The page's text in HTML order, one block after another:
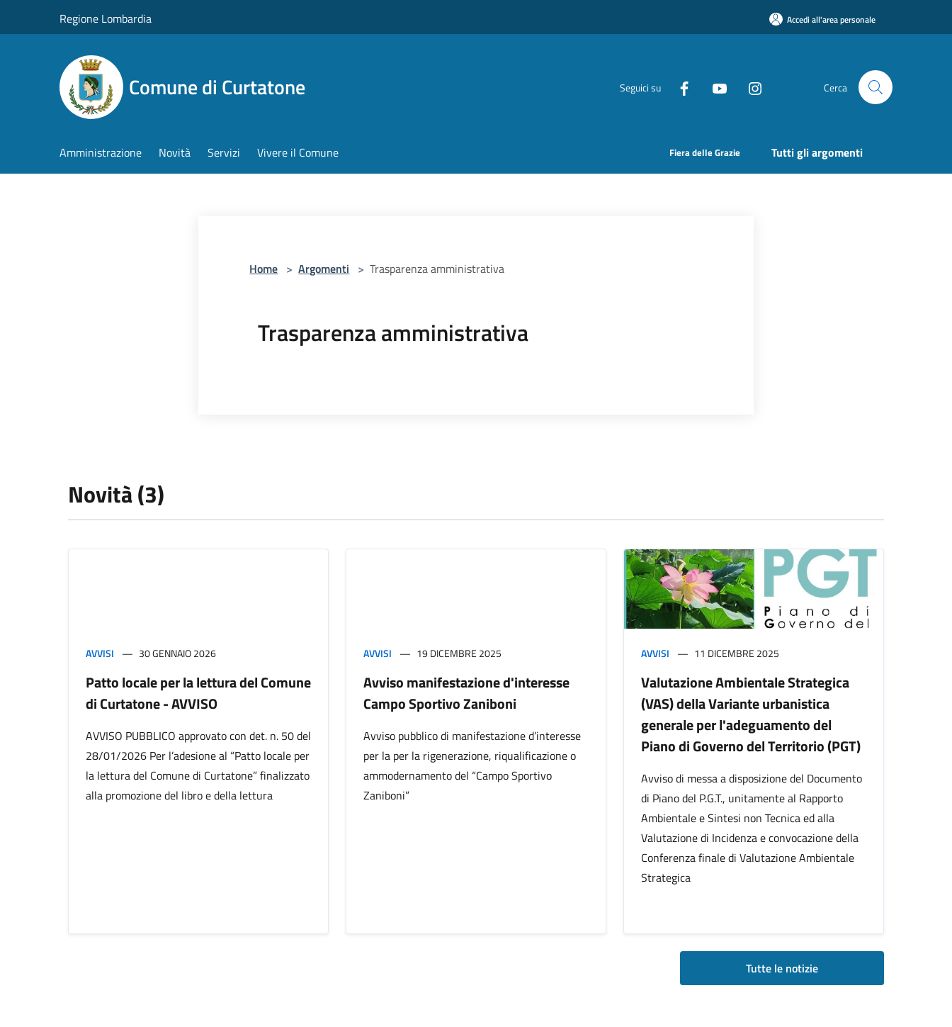
Regione Lombardia Accedi all'area personale
Comune di Curtatone Seguici su Cerca
Amministrazione Novità Servizi Vivere il Comune Fiera delle Grazie Tutti gli argomenti
Home > Argomenti > Trasparenza amministrativa
Trasparenza amministrativa
Novità (3)
AVVISI 30 GENNAIO 2026
Patto locale per la lettura del Comune
di Curtatone - AVVISO
AVVISO PUBBLICO approvato con det. n. 50 del
28/01/2026 Per l’adesione al “Patto locale per
la lettura del Comune di Curtatone” finalizzato
alla promozione del libro e della lettura
AVVISI 19 DICEMBRE 2025
Avviso manifestazione d'interesse
Campo Sportivo Zaniboni
Avviso pubblico di manifestazione d’interesse
per la per la rigenerazione, riqualificazione o
ammodernamento del “Campo Sportivo
Zaniboni”
AVVISI 11 DICEMBRE 2025
Valutazione Ambientale Strategica
(VAS) della Variante urbanistica
generale per l'adeguamento del
Piano di Governo del Territorio (PGT)
Avviso di messa a disposizione del Documento
di Piano del P.G.T., unitamente al Rapporto
Ambientale e Sintesi non Tecnica ed alla
Valutazione di Incidenza e convocazione della
Conferenza finale di Valutazione Ambientale
Strategica
Tutte le notizie